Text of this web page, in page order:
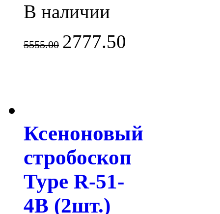
В наличии
5555.00 2777.50
Ксеноновый
стробоскоп
Type R-51-
4B (2шт.)